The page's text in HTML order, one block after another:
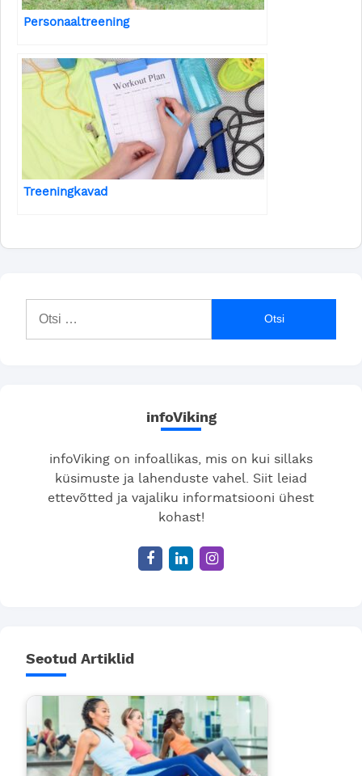
Personaaltreening
Treeningkavad
infoViking
infoViking on infoallikas, mis on kui sillaks
küsimuste ja lahenduste vahel. Siit leiad
ettevõtted ja vajaliku informatsiooni ühest
kohast!
Seotud Artiklid